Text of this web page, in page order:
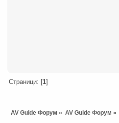
Страници: [ 1]
AV Guide Форум » AV Guide Форум »